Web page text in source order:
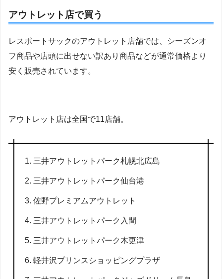
アウトレット店で買う
レスポートサックのアウトレット店舗では、シーズンオ
フ商品や店頭に出せない訳あり商品などが通常価格より
安く販売されています。
アウトレット店は全国で11店舗。
三井アウトレットパーク札幌北広島
三井アウトレットパーク仙台港
佐野プレミアムアウトレット
三井アウトレットパーク入間
三井アウトレットパーク木更津
軽井沢プリンスショッピングプラザ